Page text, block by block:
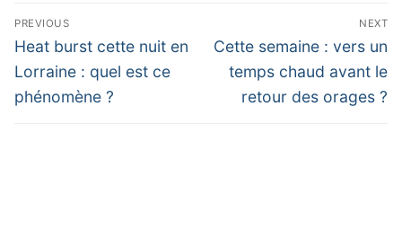
Navigation
de
l’article
PREVIOUS
Previous
post:
Heat burst cette nuit en
Lorraine : quel est ce
phénomène ?
NEXT
Next
post:
Cette semaine : vers un
temps chaud avant le
retour des orages ?